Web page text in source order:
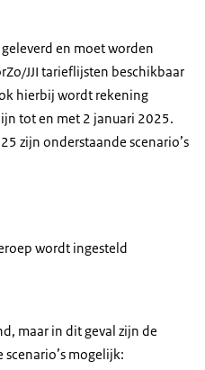
en moet worden
JJI tarieflijsten beschikbaar
hierbij wordt rekening
tot en met 2 januari 2025.
zijn onderstaande scenario’s
wordt ingesteld
maar in dit geval zijn de
scenario’s mogelijk: